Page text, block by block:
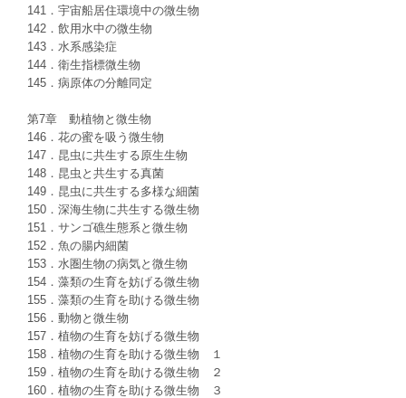
141．宇宙船居住環境中の微生物
142．飲用水中の微生物
143．水系感染症
144．衛生指標微生物
145．病原体の分離同定
第7章 動植物と微生物
146．花の蜜を吸う微生物
147．昆虫に共生する原生生物
148．昆虫と共生する真菌
149．昆虫に共生する多様な細菌
150．深海生物に共生する微生物
151．サンゴ礁生態系と微生物
152．魚の腸内細菌
153．水圏生物の病気と微生物
154．藻類の生育を妨げる微生物
155．藻類の生育を助ける微生物
156．動物と微生物
157．植物の生育を妨げる微生物
158．植物の生育を助ける微生物 １
159．植物の生育を助ける微生物 ２
160．植物の生育を助ける微生物 ３